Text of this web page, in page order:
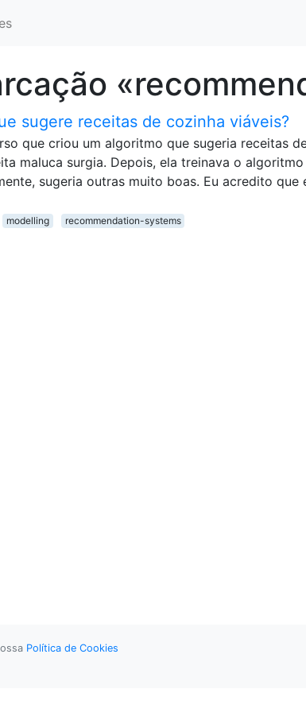
sugere receitas de cozinha viáveis?
que criou um algoritmo que sugeria receitas
maluca surgia. Depois, ela treinava o
sugeria outras muito boas. Eu acredito que
modelling recommendation-systems
Política de Cookies